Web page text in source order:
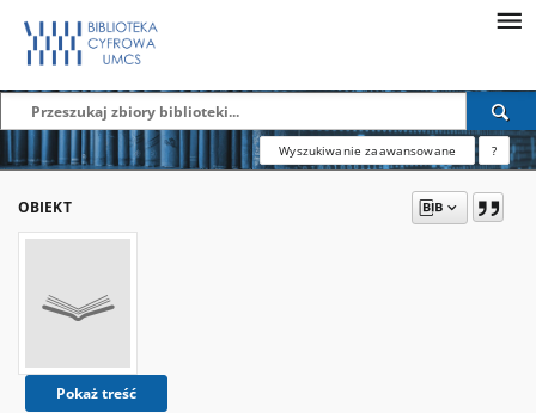
Wyszukiwanie zaawansowane ?
OBIEKT
Pokaż treść